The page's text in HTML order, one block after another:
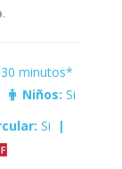
.
minutos*
Niños: Si
Si
|